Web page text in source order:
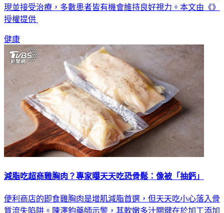
識，守護自己與家人的視力健康；提醒黃斑部病變若能及早發
現並接受治療，多數患者皆有機會維持良好視力。本文由《》
健康
便利商店的即食雞胸肉是增肌減脂首選，但天天吃小心落入骨